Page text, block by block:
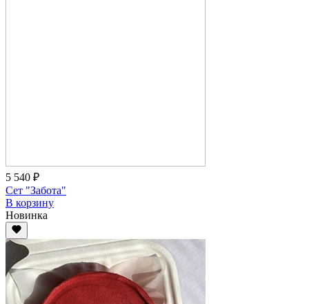
5 540 ₽
Сет "Забота"
В корзину
Новинка